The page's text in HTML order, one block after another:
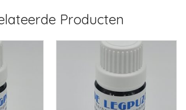
Producten